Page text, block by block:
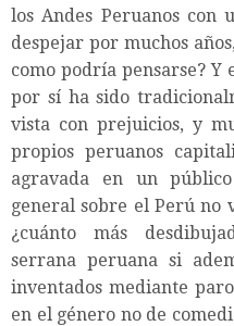
los Andes Peruanos
despejar por muchos
como podría pensarse? Y
por sí ha sido
vista con prejuicios, y
propios peruanos
agravada en un
general sobre el Perú no
¿cuánto más
serrana peruana si
inventados mediante
en el género no de